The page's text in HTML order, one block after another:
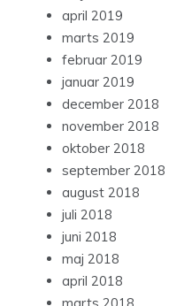
april 2019
marts 2019
februar 2019
januar 2019
december 2018
november 2018
oktober 2018
september 2018
august 2018
juli 2018
juni 2018
maj 2018
april 2018